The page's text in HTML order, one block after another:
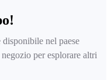
disponibile nel paese
per esplorare altri